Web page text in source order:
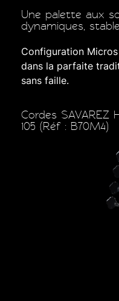
Une palette aux
dynamiques,
Configuration Micros
dans la parfaite
sans faille.
Cordes SAVAREZ
105 (Réf : B70M4)